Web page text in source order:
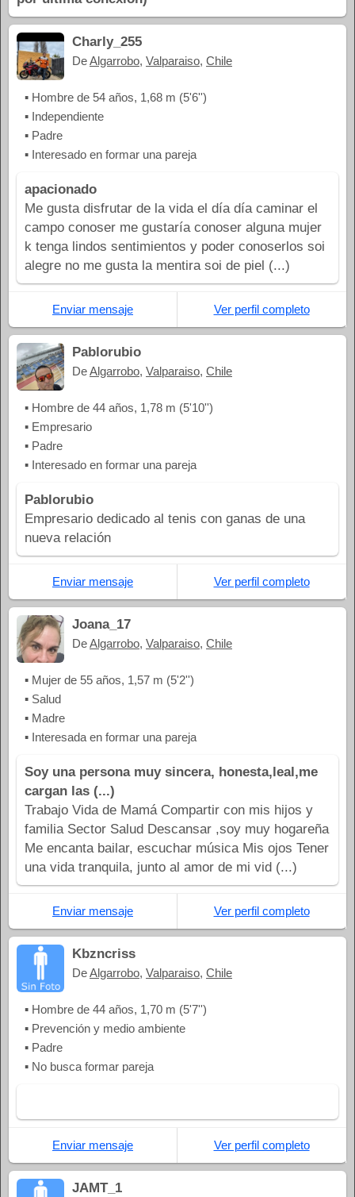
Charly_255
DeAlgarrobo, Valparaiso, Chile
▪ Hombre de 54 años, 1,68 m (5'6'')
▪ Independiente
▪ Padre
▪ Interesado en formar una pareja
apacionado
Me gusta disfrutar de la vida el día día caminar el
campo conoser me gustaría conoser alguna mujer
k tenga lindos sentimientos y poder conoserlos soi
alegre no me gusta la mentira soi de piel (...)
Enviar mensaje Ver perfil completo
Pablorubio
DeAlgarrobo, Valparaiso, Chile
▪ Hombre de 44 años, 1,78 m (5'10'')
▪ Empresario
▪ Padre
▪ Interesado en formar una pareja
Pablorubio
Empresario dedicado al tenis con ganas de una
nueva relación
Enviar mensaje Ver perfil completo
Joana_17
DeAlgarrobo, Valparaiso, Chile
▪ Mujer de 55 años, 1,57 m (5'2'')
▪ Salud
▪ Madre
▪ Interesada en formar una pareja
Soy una persona muy sincera, honesta,leal,me
cargan las (...)
Trabajo Vida de Mamá Compartir con mis hijos y
familia Sector Salud Descansar ,soy muy hogareña
Me encanta bailar, escuchar música Mis ojos Tener
una vida tranquila, junto al amor de mi vid (...)
Enviar mensaje Ver perfil completo
Kbzncriss
DeAlgarrobo, Valparaiso, Chile
▪ Hombre de 44 años, 1,70 m (5'7'')
▪ Prevención y medio ambiente
▪ Padre
▪ No busca formar pareja
Enviar mensaje Ver perfil completo
JAMT_1